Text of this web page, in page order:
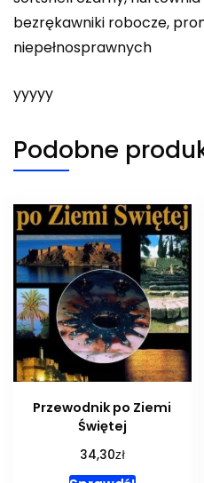
bezrękawniki robocze,
niepełnosprawnych
yyyyy
Podobne
Przewodnik po Ziemi
Świętej
34,30zł